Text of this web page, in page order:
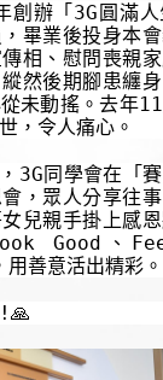
創辦「 3G 圓滿
畢業後投身本
相、慰問喪親
然後期腳患纏身
未動搖。去年11
，令人痛心。
3G 同學會在「
，眾人分享往
兒親手掛上感
Good 、
用善意活出精彩。
! 🙏